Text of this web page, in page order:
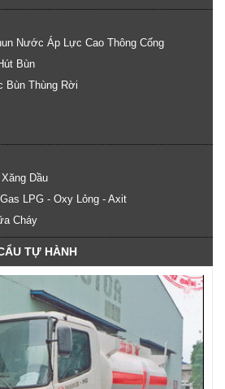
Nước Áp Lực Cao Thông Cống
Bùn
Bùn Thùng Rời
Dầu
LPG - Oxy Lỏng - Axit
Cháy
TỰ HÀNH